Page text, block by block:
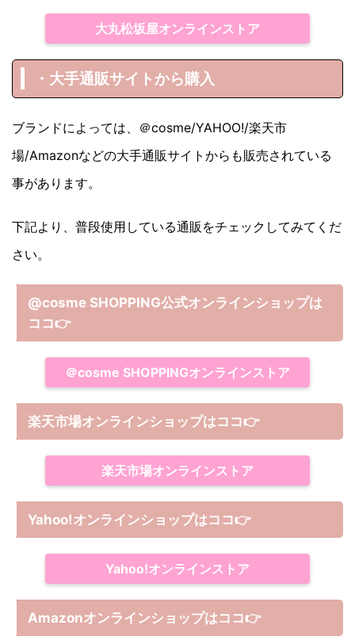
大丸松坂屋オンラインストア
・大手通販サイトから購入
ブランドによっては、＠cosme/YAHOO!/楽天市
場/Amazonなどの大手通販サイトからも販売されている
事があります。
下記より、普段使用している通販をチェックしてみてくだ
さい。
@cosme SHOPPING公式オンラインショップは
ココ👉
＠cosme SHOPPINGオンラインストア
楽天市場オンラインショップはココ👉
楽天市場オンラインストア
Yahoo!オンラインショップはココ👉
Yahoo!オンラインストア
Amazonオンラインショップはココ👉